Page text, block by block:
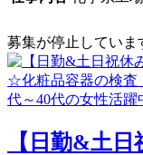
募集が停止していま
【日勤&土